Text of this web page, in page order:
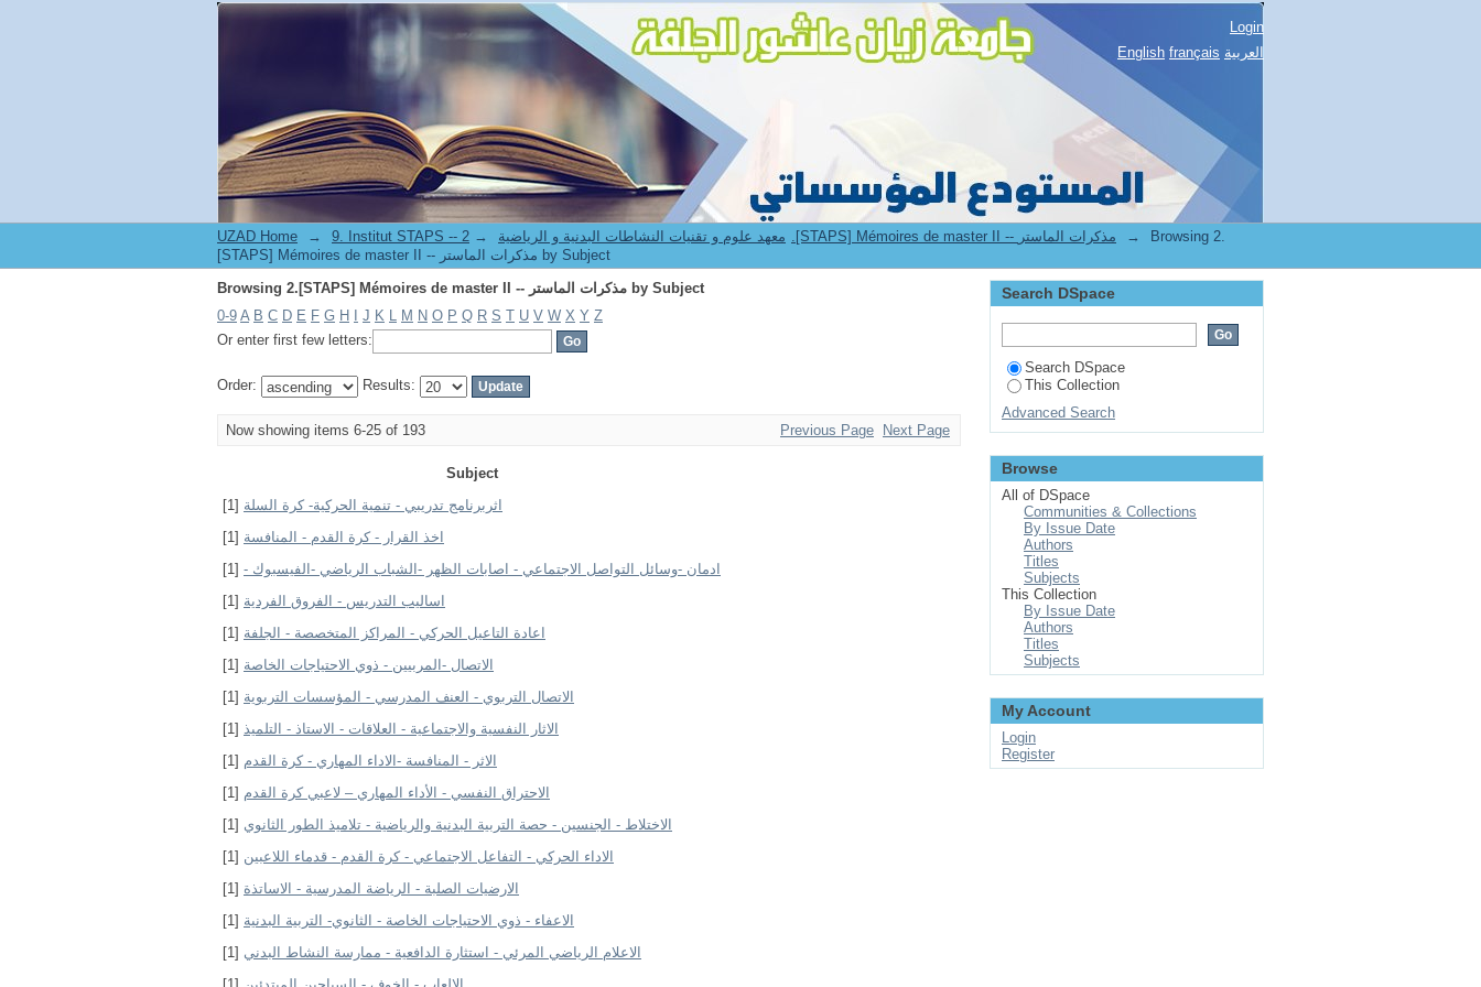
Browsing 2.[STAPS] Mémoires de master II -- مذكرات الماستر by Subject
Login
English français العربية
UZAD Home → 9. Institut STAPS -- معهد علوم و تقنيات النشاطات البدنية و الرياضية → 2.[STAPS] Mémoires de master II -- مذكرات الماستر →
Browsing 2.
[STAPS] Mémoires de master II -- مذكرات الماستر by Subject
Browsing 2.[STAPS] Mémoires de master II -- مذكرات الماستر by Subject
0-9 A B C D E F G H J K L M N O P Q R S T U V W X Y Z
Or enter first few letters:
Order: Results:
Now showing items 6-25 of 193 Previous Page Next Page
Subject
اثربرنامج تدريبي - تنمية الحركية- كرة السلة [1]
اخذ القرار - كرة القدم - المنافسة [1]
ادمان -وسائل التواصل الاجتماعي - اصابات الظهر -الشباب الرياضي -الفيسبوك - [1]
اساليب التدريس - الفروق الفردية [1]
اعادة التاعيل الحركي - المراكز المتخصصة - الجلفة [1]
الاتصال -المربيين - ذوي الاحتياجات الخاصة [1]
الاتصال التربوي - العنف المدرسي - المؤسسات التربوية [1]
الاثار النفسية والاجتماعية - العلاقات - الاستاذ - التلميذ [1]
الاثر - المنافسة -الاداء المهاري - كرة القدم [1]
الاحتراق النفسي - الأداء المهاري – لاعبي كرة القدم [1]
الاختلاط - الجنسين - حصة التربية البدنية والرياضية - تلاميذ الطور الثانوي [1]
الاداء الحركي - التفاعل الاجتماعي - كرة القدم - قدماء اللاعبين [1]
الارضيات الصلبة - الرياضة المدرسية - الاساتذة [1]
الاعفاء - ذوي الاحتياجات الخاصة - الثانوي- التربية البدنية [1]
الاعلام الرياضي المرئي - استثارة الدافعية - ممارسة النشاط البدني [1]
Search DSpace
Search DSpace
This Collection
Advanced Search
Browse
All of DSpace
Communities & Collections
By Issue Date
Authors
Titles
Subjects
This Collection
By Issue Date
Authors
Titles
Subjects
My Account
Login
Register